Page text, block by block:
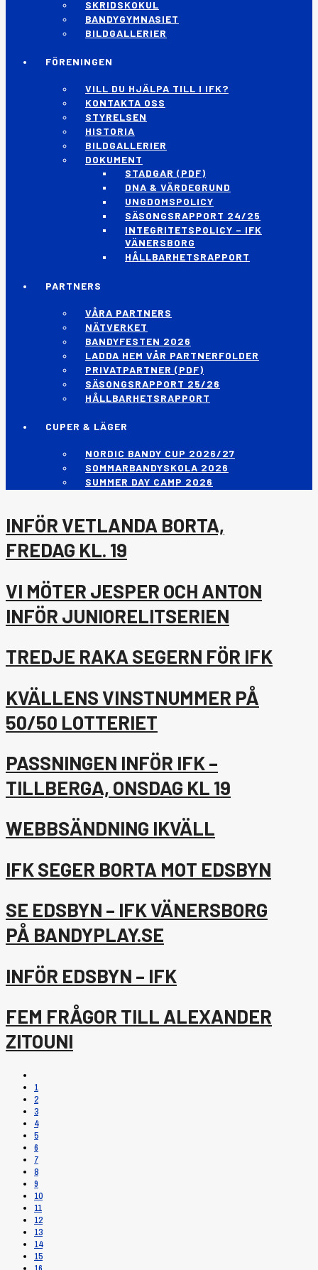
SKRIDSKOKUL
BANDYGYMNASIET
BILDGALLERIER
FÖRENINGEN
VILL DU HJÄLPA TILL I IFK?
KONTAKTA OSS
STYRELSEN
HISTORIA
BILDGALLERIER
DOKUMENT
STADGAR (PDF)
DNA & VÄRDEGRUND
UNGDOMSPOLICY
SÄSONGSRAPPORT 24/25
INTEGRITETSPOLICY – IFK
VÄNERSBORG
HÅLLBARHETSRAPPORT
PARTNERS
VÅRA PARTNERS
NÄTVERKET
BANDYFESTEN 2026
LADDA HEM VÅR PARTNERFOLDER
PRIVATPARTNER (PDF)
SÄSONGSRAPPORT 25/26
HÅLLBARHETSRAPPORT
CUPER & LÄGER
NORDIC BANDY CUP 2026/27
SOMMARBANDYSKOLA 2026
SUMMER DAY CAMP 2026
INFÖR VETLANDA BORTA,
FREDAG KL. 19
VI MÖTER JESPER OCH ANTON
INFÖR JUNIORELITSERIEN
TREDJE RAKA SEGERN FÖR IFK
KVÄLLENS VINSTNUMMER PÅ
50/50 LOTTERIET
PASSNINGEN INFÖR IFK –
TILLBERGA, ONSDAG KL 19
WEBBSÄNDNING IKVÄLL
IFK SEGER BORTA MOT EDSBYN
SE EDSBYN – IFK VÄNERSBORG
PÅ BANDYPLAY.SE
INFÖR EDSBYN – IFK
FEM FRÅGOR TILL ALEXANDER
ZITOUNI
1
2
3
4
5
6
7
8
9
10
11
12
13
14
15